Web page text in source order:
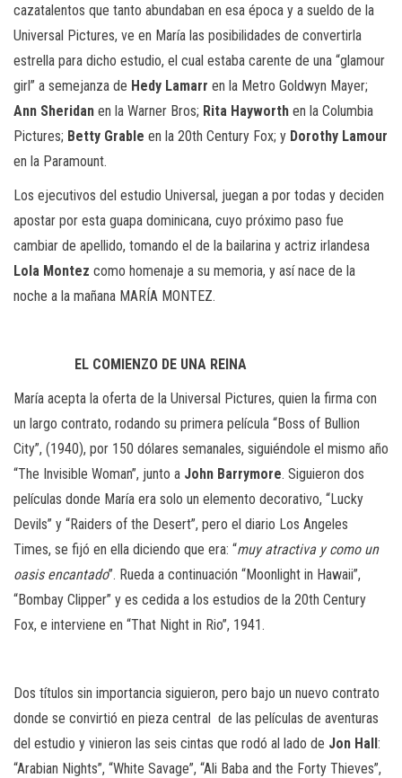
cazatalentos que tanto abundaban en esa época y a sueldo de la
Universal Pictures, ve en María las posibilidades de convertirla
estrella para dicho estudio, el cual estaba carente de una “glamour
girl” a semejanza de Hedy Lamarr en la Metro Goldwyn Mayer;
Ann Sheridan en la Warner Bros; Rita Hayworth en la Columbia
Pictures; Betty Grable en la 20th Century Fox; y Dorothy Lamour
en la Paramount.
Los ejecutivos del estudio Universal, juegan a por todas y deciden
apostar por esta guapa dominicana, cuyo próximo paso fue
cambiar de apellido, tomando el de la bailarina y actriz irlandesa
Lola Montez como homenaje a su memoria, y así nace de la
noche a la mañana MARÍA MONTEZ.
EL COMIENZO DE UNA REINA
María acepta la oferta de la Universal Pictures, quien la firma con
un largo contrato, rodando su primera película “Boss of Bullion
City”, (1940), por 150 dólares semanales, siguiéndole el mismo año
“The Invisible Woman”, junto a John Barrymore. Siguieron dos
películas donde María era solo un elemento decorativo, “Lucky
Devils” y “Raiders of the Desert”, pero el diario Los Angeles
Times, se fijó en ella diciendo que era: “muy atractiva y como un
oasis encantado”. Rueda a continuación “Moonlight in Hawaii”,
“Bombay Clipper” y es cedida a los estudios de la 20th Century
Fox, e interviene en “That Night in Rio”, 1941.
Dos títulos sin importancia siguieron, pero bajo un nuevo contrato
donde se convirtió en pieza central de las películas de aventuras
del estudio y vinieron las seis cintas que rodó al lado de Jon Hall:
“Arabian Nights”, “White Savage”, “Ali Baba and the Forty Thieves”,